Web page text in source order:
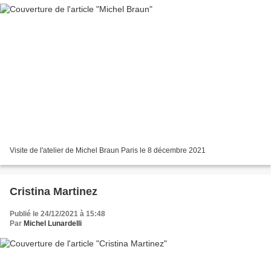
Visite de l'atelier de Michel Braun Paris le 8 décembre 2021
Cristina Martinez
Publié le 24/12/2021 à 15:48
Par Michel Lunardelli